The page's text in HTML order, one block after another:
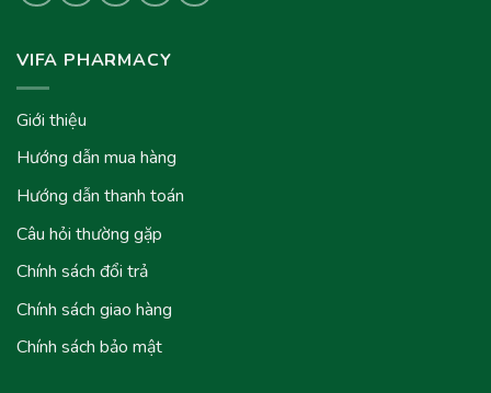
VIFA PHARMACY
Giới thiệu
Hướng dẫn mua hàng
Hướng dẫn thanh toán
Câu hỏi thường gặp
Chính sách đổi trả
Chính sách giao hàng
Chính sách bảo mật